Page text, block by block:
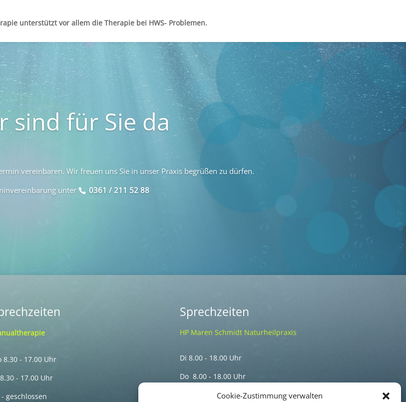
Cookie-Zustimmung verwalten
unterstützt vor allem die Therapie bei HWS- Problemen.
sind für Sie da
vereinbaren. Wir freuen uns Sie in unser Praxis begrüßen zu dürfen.
unter
0361 / 211 52 88
8.30 - 17.00 Uhr
- 17.00 Uhr
geschlossen
Sprechzeiten
HP Maren Schmidt Naturheilpraxis
Di 8.00 - 18.00 Uhr
Do 8.00 - 18.00 Uhr
Termine nur nach telefonischer Vereinbarung